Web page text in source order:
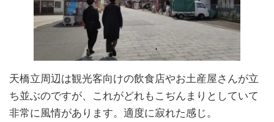
天橋立周辺は観光客向けの飲食店やお土産屋さんが立
ち並ぶのですが、これがどれもこぢんまりとしていて
非常に風情があります。適度に寂れた感じ。